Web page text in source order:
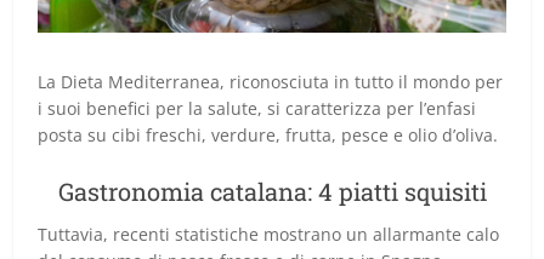
La Dieta Mediterranea, riconosciuta in tutto il mondo per
i suoi benefici per la salute, si caratterizza per l’enfasi
posta su cibi freschi, verdure, frutta, pesce e olio d’oliva.
Gastronomia catalana: 4 piatti squisiti
Tuttavia, recenti statistiche mostrano un allarmante calo